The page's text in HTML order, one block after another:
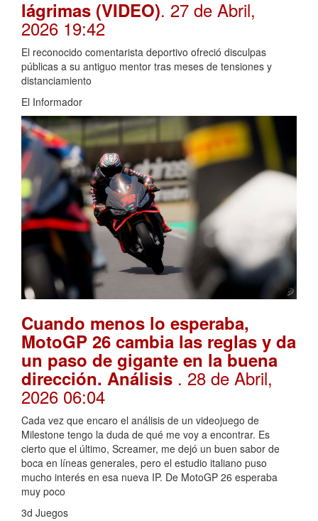
lágrimas (VIDEO). 27 de Abril,
2026 19:42
El reconocido comentarista deportivo ofreció disculpas
públicas a su antiguo mentor tras meses de tensiones y
distanciamiento
El Informador
Cuando menos lo esperaba,
MotoGP 26 cambia las reglas y da
un paso de gigante en la buena
dirección. Análisis . 28 de Abril,
2026 06:04
Cada vez que encaro el análisis de un videojuego de
Milestone tengo la duda de qué me voy a encontrar. Es
cierto que el último, Screamer, me dejó un buen sabor de
boca en líneas generales, pero el estudio italiano puso
mucho interés en esa nueva IP. De MotoGP 26 esperaba
muy poco
3d Juegos